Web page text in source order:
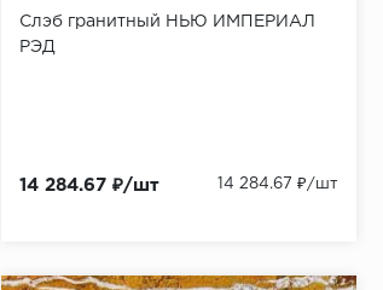
Слэб гранитный НЬЮ ИМПЕРИАЛ
РЭД
14 284.67 ₽/шт 14 284.67 ₽/шт